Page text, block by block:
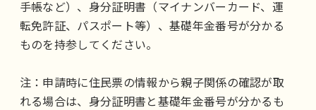
手帳など）、身分証明書（マイナンバーカード、運
転免許証、パスポート等）、基礎年金番号が分かる
ものを持参してください。
注：申請時に住民票の情報から親子関係の確認が取
れる場合は、身分証明書と基礎年金番号が分かるも